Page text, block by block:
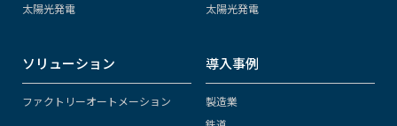
太陽光発電
太陽光発電
ソリューション
ファクトリーオートメーション
導入事例
製造業